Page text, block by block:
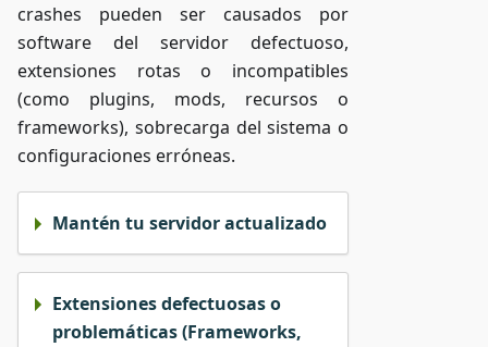
crashes pueden ser causados por
software del servidor defectuoso,
extensiones rotas o incompatibles
(como plugins, mods, recursos o
frameworks), sobrecarga del sistema o
configuraciones erróneas.
Mantén tu servidor actualizado
Extensiones defectuosas o
problemáticas (Frameworks,